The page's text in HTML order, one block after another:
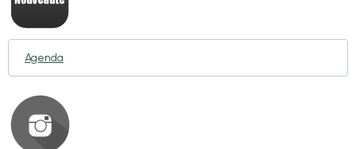
Agenda